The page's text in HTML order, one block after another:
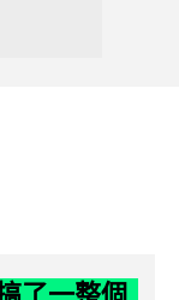
了一整個